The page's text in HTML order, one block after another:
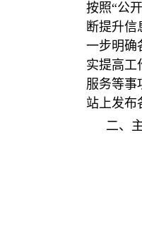
按照“公
断提升信
一步明确
实提高工
服务等事
站上发布
二、